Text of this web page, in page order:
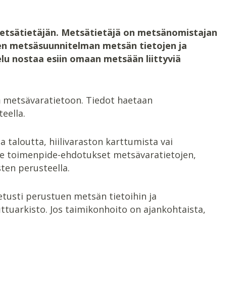
Metsätietäjä on metsänomistajan
metsäsuunnitelman metsän tietojen ja
nostaa esiin omaan metsään liittyviä
Tiedot haetaan
taloutta, hiilivaraston karttumista vai
toimenpide-ehdotukset metsävaratietojen,
perusteella.
perustuen metsän tietoihin ja
Jos taimikonhoito on ajankohtaista,